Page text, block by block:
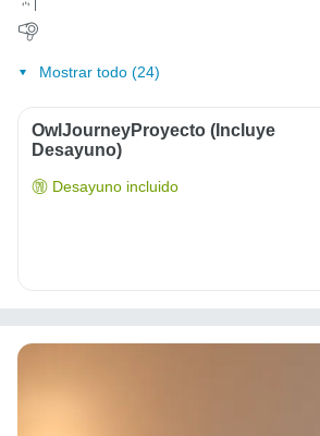
Mostrar todo (24)
OwlJourneyProyecto (Incluye
Desayuno)
Desayuno incluido